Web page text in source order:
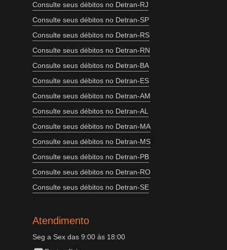
Consulte seus débitos no Detran-RJ
Consulte seus débitos no Detran-SP
Consulte seus débitos no Detran-RS
Consulte seus débitos no Detran-RN
Consulte seus débitos no Detran-BA
Consulte seus débitos no Detran-ES
Consulte seus débitos no Detran-AM
Consulte seus débitos no Detran-AL
Consulte seus débitos no Detran-MA
Consulte seus débitos no Detran-MS
Consulte seus débitos no Detran-PB
Consulte seus débitos no Detran-RO
Consulte seus débitos no Detran-SE
Atendimento
Seg a Sex das 9:00 às 18:00